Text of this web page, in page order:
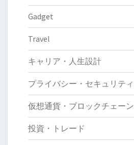
Gadget
Travel
キャリア・人生設計
プライバシー・セキュリティ
仮想通貨・ブロックチェーン
投資・トレード